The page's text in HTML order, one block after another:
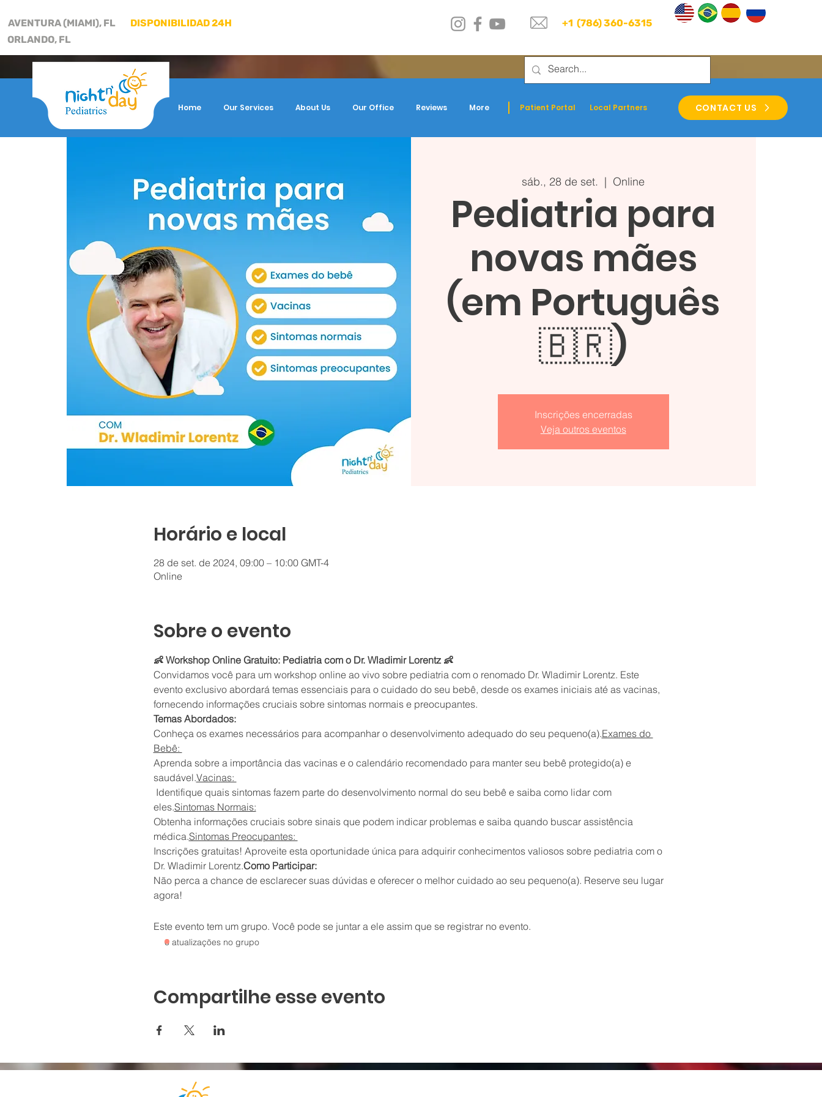
AVENTURA (MIAMI), FL
DISPONIBILIDAD 24H
ORLANDO, FL
+1 (786) 360-6315
Home Our Services About Us Our Office Reviews More Patient Portal Local Partners CONTACT US
sáb., 28 de set.
  |
Online
Pediatria para
novas mães
(em Português
🇧🇷)
Inscrições encerradas
Veja outros eventos
Horário e local
28 de set. de 2024, 09:00 – 10:00 GMT-4
Online
Sobre o evento
👶 Workshop Online Gratuito: Pediatria com o Dr. Wladimir Lorentz 👶
Convidamos você para um workshop online ao vivo sobre pediatria com o renomado Dr. Wladimir Lorentz. Este
evento exclusivo abordará temas essenciais para o cuidado do seu bebê, desde os exames iniciais até as vacinas,
fornecendo informações cruciais sobre sintomas normais e preocupantes.
Temas Abordados:
Conheça os exames necessários para acompanhar o desenvolvimento adequado do seu pequeno(a).Exames do
Bebê:
Aprenda sobre a importância das vacinas e o calendário recomendado para manter seu bebê protegido(a) e
saudável.Vacinas:
eles.Sintomas Normais:
Obtenha informações cruciais sobre sinais que podem indicar problemas e saiba quando buscar assistência
médica.Sintomas Preocupantes:
Inscrições gratuitas! Aproveite esta oportunidade única para adquirir conhecimentos valiosos sobre pediatria com o
Dr. Wladimir Lorentz.Como Participar:
Não perca a chance de esclarecer suas dúvidas e oferecer o melhor cuidado ao seu pequeno(a). Reserve seu lugar
agora!
Este evento tem um grupo. Você pode se juntar a ele assim que se registrar no evento.
6 atualizações no grupo
Compartilhe esse evento